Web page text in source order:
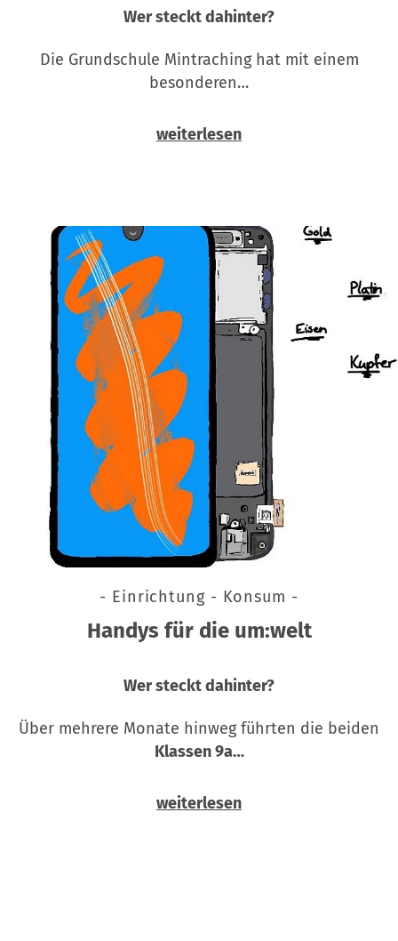
Wer steckt dahinter?
Die Grundschule Mintraching hat mit einem
besonderen…
weiterlesen
- Einrichtung - Konsum -
Handys für die um:welt
Wer steckt dahinter?
Über mehrere Monate hinweg führten die beiden
Klassen 9a…
weiterlesen